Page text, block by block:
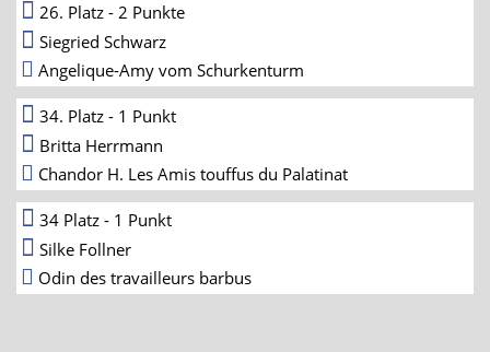
26. Platz - 2 Punkte
Siegried Schwarz
Angelique-Amy vom Schurkenturm
34. Platz - 1 Punkt
Britta Herrmann
Chandor H. Les Amis touffus du Palatinat
34 Platz - 1 Punkt
Silke Follner
Odin des travailleurs barbus